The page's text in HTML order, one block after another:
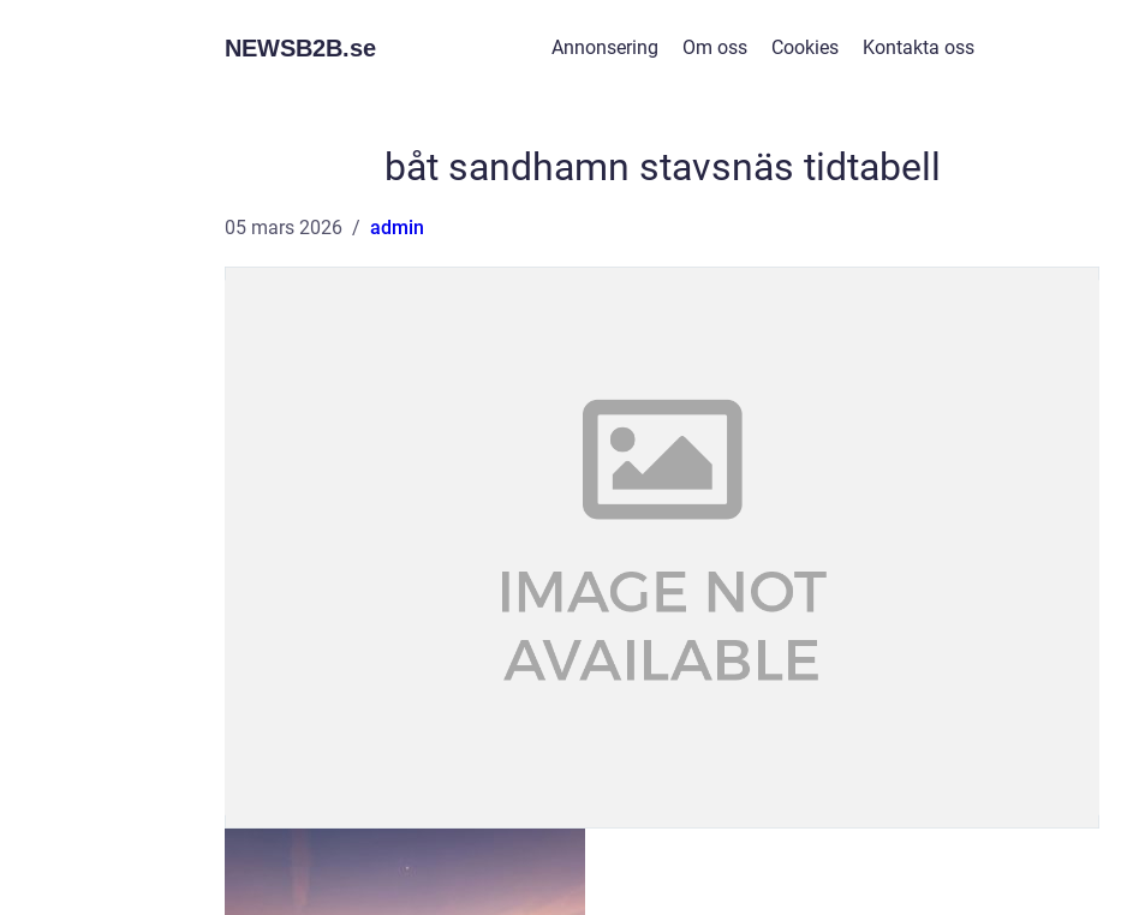
NEWSB2B.se Annonsering Om oss Cookies Kontakta oss
båt sandhamn stavsnäs tidtabell
05 mars 2026 admin